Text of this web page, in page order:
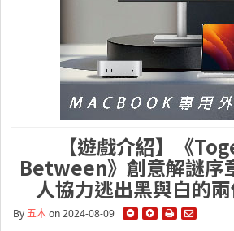
【遊戲介紹】《
Between》創意解謎序
人協力逃出黑與白的
By五木on 2024-08-09